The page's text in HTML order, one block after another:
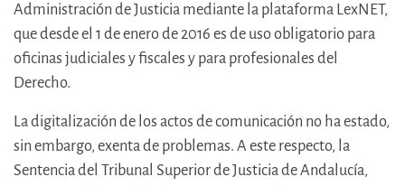
Administración de Justicia mediante la plataforma LexNET,
que desde el 1 de enero de 2016 es de uso obligatorio para
oficinas judiciales y fiscales y para profesionales del
Derecho.
La digitalización de los actos de comunicación no ha estado,
sin embargo, exenta de problemas. A este respecto, la
Sentencia del Tribunal Superior de Justicia de Andalucía,